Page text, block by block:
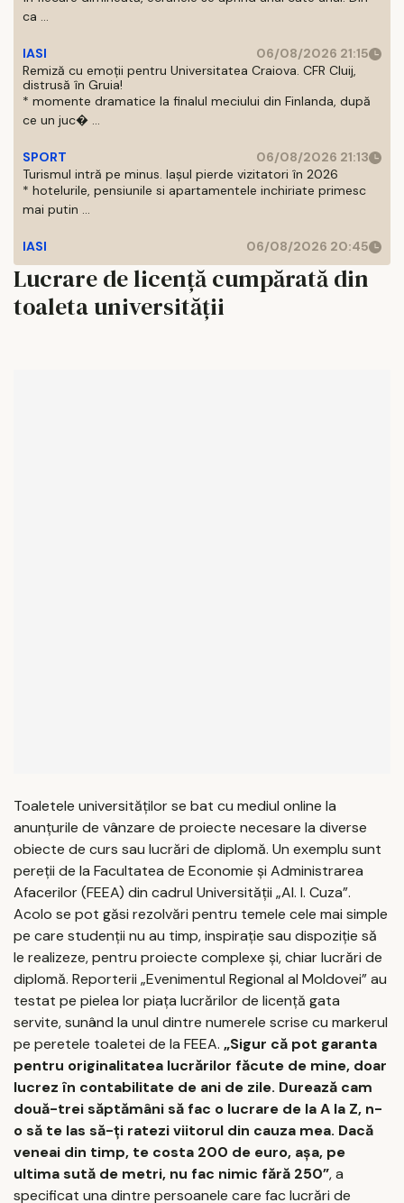
ca ...
IASI
06/08/2026 21:15
Remiză cu emoții pentru Universitatea Craiova. CFR Cluij,
distrusă în Gruia!
* momente dramatice la finalul meciului din Finlanda, după
ce un juc� ...
SPORT
06/08/2026 21:13
Turismul intră pe minus. Iașul pierde vizitatori în 2026
* hotelurile, pensiunile si apartamentele inchiriate primesc
mai putin ...
IASI 06/08/2026 20:45
Lucrare de licenţă cumpărată din
toaleta universităţii
Toaletele universităţilor se bat cu mediul online la
anunţurile de vânzare de proiecte necesare la diverse
obiecte de curs sau lucrări de diplomă. Un exemplu sunt
pereţii de la Facultatea de Economie şi Administrarea
Afacerilor (FEEA) din cadrul Universităţii „Al. I. Cuza”.
Acolo se pot găsi rezolvări pentru temele cele mai simple
pe care studenţii nu au timp, inspiraţie sau dispoziţie să
le realizeze, pentru proiecte complexe şi, chiar lucrări de
diplomă. Reporterii „Evenimentul Regional al Moldovei” au
testat pe pielea lor piaţa lucrărilor de licenţă gata
servite, sunând la unul dintre numerele scrise cu markerul
pe peretele toaletei de la FEEA. „Sigur că pot garanta
pentru originalitatea lucrărilor făcute de mine, doar
lucrez în contabilitate de ani de zile. Durează cam
două-trei săptămâni să fac o lucrare de la A la Z, n-
o să te las să-ţi ratezi viitorul din cauza mea. Dacă
veneai din timp, te costa 200 de euro, aşa, pe
ultima sută de metri, nu fac nimic fără 250”, a
specificat una dintre persoanele care fac lucrări de